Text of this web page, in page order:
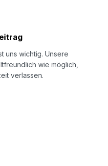
uns wichtig. Unsere
wie möglich,
verlassen.